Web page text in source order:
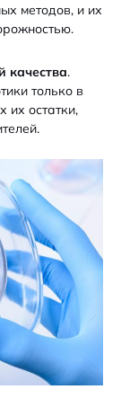
методов, и их
качества.
только в
их остатки,